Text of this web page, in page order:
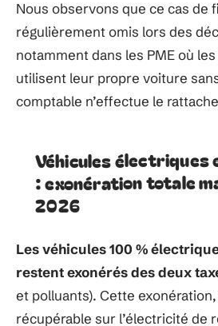
Nous observons que ce cas de
régulièrement omis lors des
notamment dans les PME où
utilisent leur propre voiture
comptable n’effectue le
Véhicules électriques
: exonération totale
2026
Les véhicules 100 %
restent exonérés des deux
et polluants). Cette
récupérable sur l’électricité de